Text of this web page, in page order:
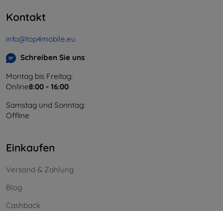
Kontakt
info@top4mobile.eu
Schreiben Sie uns
Montag bis Freitag:
Online8:00 - 16:00
Samstag und Sonntag:
Offline
Einkaufen
Versand & Zahlung
Blog
Cashback